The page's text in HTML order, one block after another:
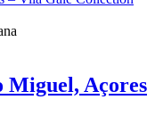
Miguel, Açores